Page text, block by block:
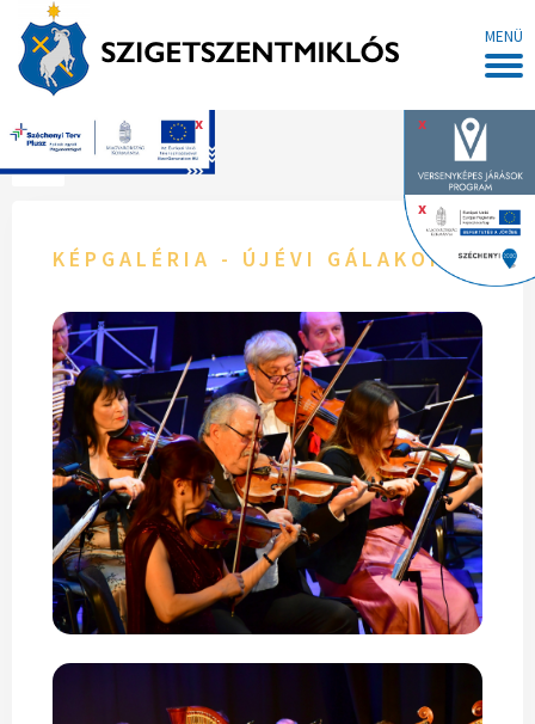
MENÜ
x
x
x
Főoldal
KÉPGALÉRIA - ÚJÉVI GÁLAKONCERT